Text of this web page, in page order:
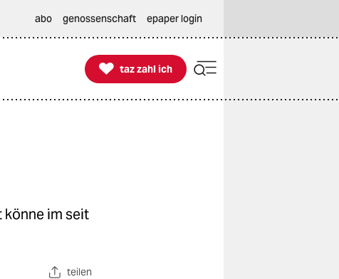
abo genossenschaft epaper login

taz zahl ich
taz zahl ich
könne im seit
teilen